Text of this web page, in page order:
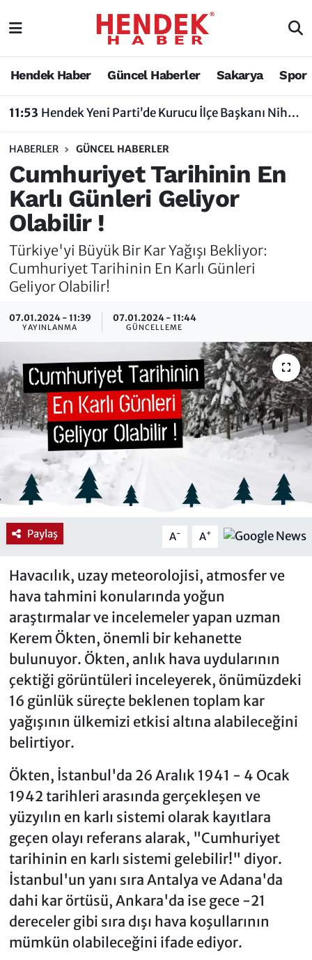
Hendek Haber Güncel Haberler Sakarya Spor
11:53 Hendek Yeni Parti’de Kurucu İlçe Başkanı Nihat Bayraktar Oldu
HABERLER GÜNCEL HABERLER
Cumhuriyet Tarihinin En
Karlı Günleri Geliyor
Olabilir !
Türkiye'yi Büyük Bir Kar Yağışı Bekliyor:
Cumhuriyet Tarihinin En Karlı Günleri
Geliyor Olabilir!
07.01.2024 - 11:39
YAYINLANMA
07.01.2024 - 11:44
GÜNCELLEME
Paylaş A- A+
Havacılık, uzay meteorolojisi, atmosfer ve
hava tahmini konularında yoğun
araştırmalar ve incelemeler yapan uzman
Kerem Ökten, önemli bir kehanette
bulunuyor. Ökten, anlık hava uydularının
çektiği görüntüleri inceleyerek, önümüzdeki
16 günlük süreçte beklenen toplam kar
yağışının ülkemizi etkisi altına alabileceğini
belirtiyor.
Ökten, İstanbul'da 26 Aralık 1941 - 4 Ocak
1942 tarihleri arasında gerçekleşen ve
yüzyılın en karlı sistemi olarak kayıtlara
geçen olayı referans alarak, "Cumhuriyet
tarihinin en karlı sistemi gelebilir!" diyor.
İstanbul'un yanı sıra Antalya ve Adana'da
dahi kar örtüsü, Ankara'da ise gece -21
dereceler gibi sıra dışı hava koşullarının
mümkün olabileceğini ifade ediyor.
Hendek Haber
Nöbetçi Eczaneler
Vefat Edenler
Hendek Haber
Hakkında
Hendek Haber Reklam Servisi
Künye
Sakarya Nöbetçi Eczaneler
Sakarya Trafik Yoğunluk Haritası
Tüm Manşetler
Son Dakika Haberleri
Haber Arşivi